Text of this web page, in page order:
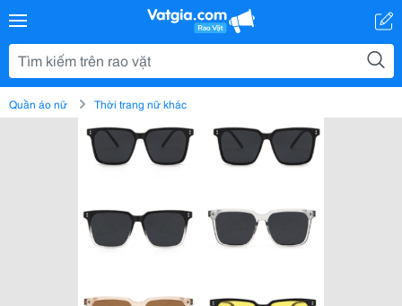
Quần áo nữ Thời trang nữ khác